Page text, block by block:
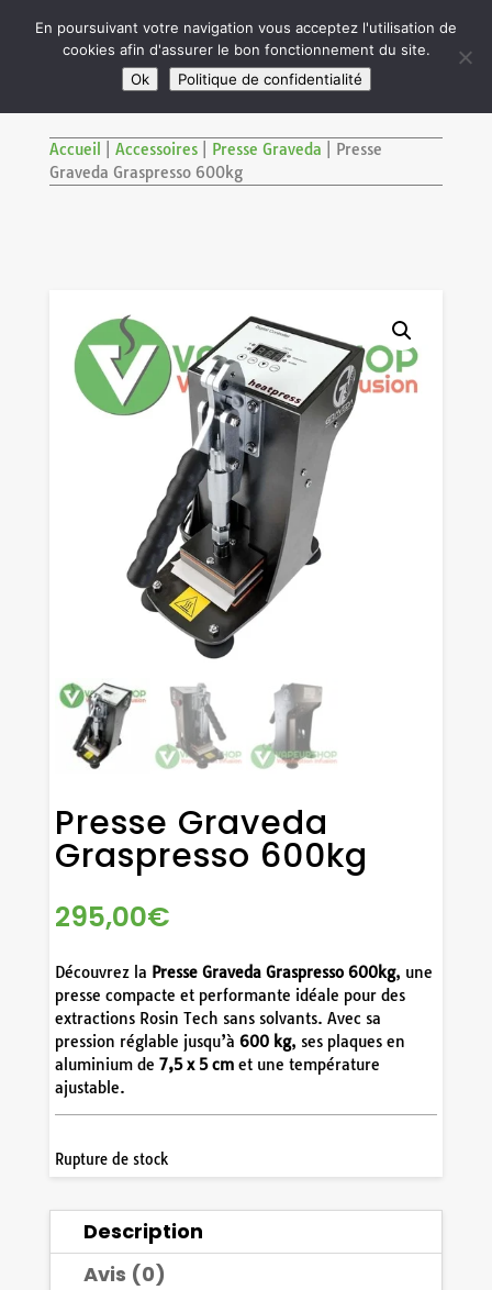

SITE RÉSERVÉ AUX ADULTES DE PLUS DE 18 ANS
Accueil Accessoires| Presse Graveda
Presse
Graveda Graspresso 600kg
Presse Graveda
Graspresso 600kg
295,00€
Découvrez la Presse Graveda Graspresso 600kg, une
presse compacte et performante idéale pour des
extractions Rosin Tech sans solvants. Avec sa
pression réglable jusqu’à 600 kg, ses plaques en
aluminium de 7,5 x 5 cmet une température
ajustable.
Rupture de stock
Description
Avis (0)
En poursuivant votre navigation vous acceptez l'utilisation de
cookies afin d'assurer le bon fonctionnement du site.
Ok
Politique de confidentialité